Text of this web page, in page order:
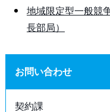
地域限定型一般
長部局）
お問い合わせ
契約課